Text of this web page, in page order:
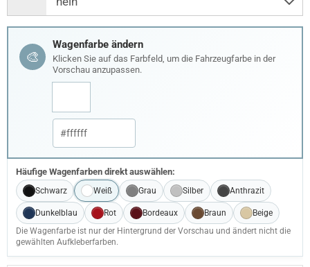
🎨
Wagenfarbe ändern
Klicken Sie auf das Farbfeld, um die Fahrzeugfarbe in der
Vorschau anzupassen.
Häufige Wagenfarben direkt auswählen:
Schwarz Weiß Grau Silber Anthrazit
Dunkelblau Rot Bordeaux Braun
Beige
Die Wagenfarbe ist nur der Hintergrund der Vorschau und ändert nicht die
gewählten Aufkleberfarben.